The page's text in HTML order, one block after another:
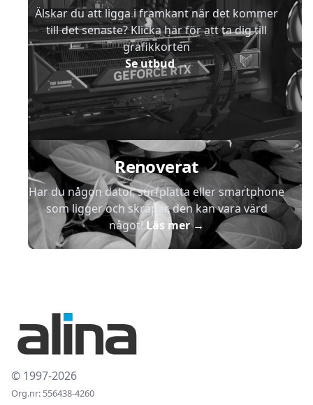
Älskar du att ligga i framkant när det kommer
till det senaste? Klicka här för att ta dig till
grafikkorten
Se utbud→
Renoverat
Har du någon dator, surfplatta eller smartphone
som ligger och skräpar, den kan vara värd
något!Läs mer→
© 1997-2026
Org.nr: 556438-4260